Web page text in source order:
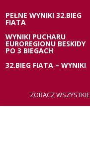
PEŁNE WYNIKI 32.BIEG
FIATA
WYNIKI PUCHARU
EUROREGIONU BESKIDY
PO 3 BIEGACH
32.BIEG FIATA – WYNIKI
ZOBACZ WSZYSTKIE